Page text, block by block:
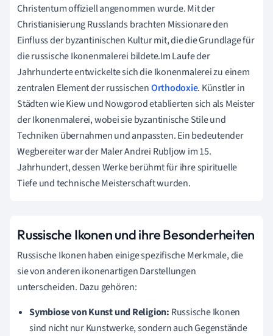
Christentum offiziell angenommen wurde. Mit der
Christianisierung Russlands brachten Missionare den
Einfluss der byzantinischen Kultur mit, die die Grundlage für
die russische Ikonenmalerei bildete.Im Laufe der
Jahrhunderte entwickelte sich die Ikonenmalerei zu einem
zentralen Element der russischenOrthodoxie. Künstler in
Städten wie Kiew und Nowgorod etablierten sich als Meister
der Ikonenmalerei, wobei sie byzantinische Stile und
Techniken übernahmen und anpassten. Ein bedeutender
Wegbereiter war der Maler Andrei Rubljow im 15.
Jahrhundert, dessen Werke berühmt für ihre spirituelle
Tiefe und technische Meisterschaft wurden.
Russische Ikonen und ihre Besonderheiten
Russische Ikonen haben einige spezifische Merkmale, die
sie von anderen ikonenartigen Darstellungen
unterscheiden. Dazu gehören:
Symbiose von Kunst und Religion: Russische Ikonen
sind nicht nur Kunstwerke, sondern auch Gegenstände